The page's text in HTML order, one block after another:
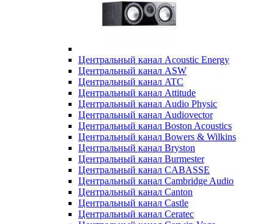
Центральный канал Acoustic Energy
Центральный канал ASW
Центральный канал ATC
Центральный канал Attitude
Центральный канал Audio Physic
Центральный канал Audiovector
Центральный канал Boston Acoustics
Центральный канал Bowers & Wilkins
Центральный канал Bryston
Центральный канал Burmester
Центральный канал CABASSE
Центральный канал Cambridge Audio
Центральный канал Canton
Центральный канал Castle
Центральный канал Ceratec